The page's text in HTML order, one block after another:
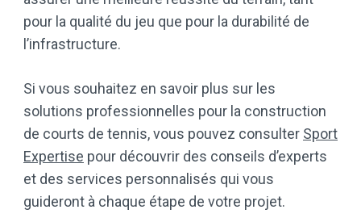
pour la qualité du jeu que pour la durabilité de
l’infrastructure.
Si vous souhaitez en savoir plus sur les
solutions professionnelles pour la construction
de courts de tennis, vous pouvez consulter Sport
Expertise pour découvrir des conseils d’experts
et des services personnalisés qui vous
guideront à chaque étape de votre projet.